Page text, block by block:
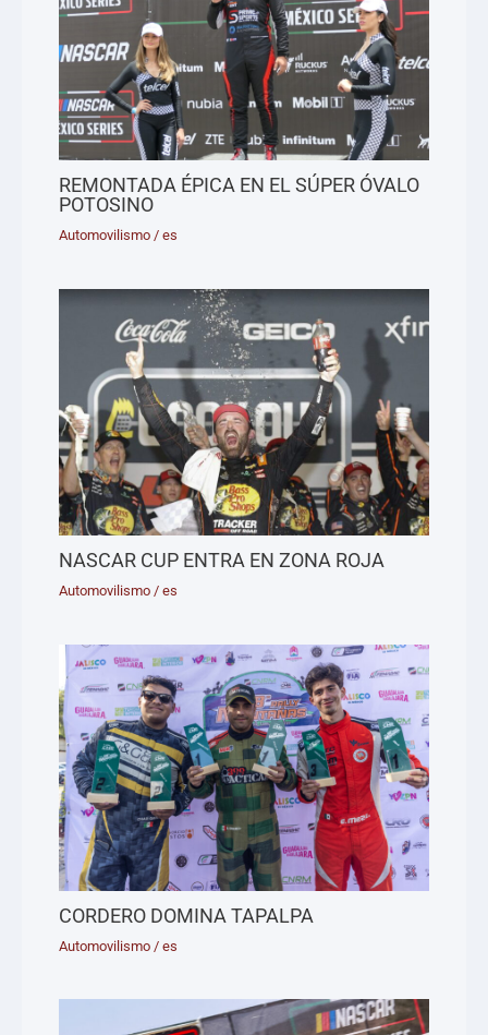
REMONTADA ÉPICA EN EL SÚPER ÓVALO
POTOSINO
Automovilismo /es
NASCAR CUP ENTRA EN ZONA ROJA
Automovilismo /es
CORDERO DOMINA TAPALPA
Automovilismo /es